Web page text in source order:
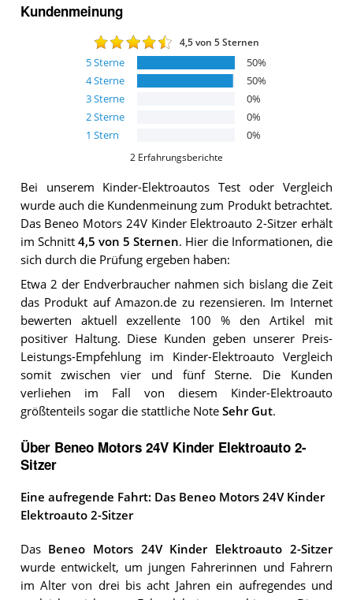
Kundenmeinung
4,5von 5 Sternen
5Sterne 50%
4Sterne 50%
3Sterne 0%
2Sterne 0%
1 Stern 0%
2 Erfahrungsberichte
Bei unserem Kinder-Elektroautos Test oder Vergleich
wurde auch die Kundenmeinung zum Produkt betrachtet.
Das Beneo Motors 24V Kinder Elektroauto 2-Sitzer erhält
im Schnitt 4,5 von 5 Sternen. Hier die Informationen, die
sich durch die Prüfung ergeben haben:
Etwa 2 der Endverbraucher nahmen sich bislang die Zeit
das Produkt auf Amazon.de zu rezensieren. Im Internet
bewerten aktuell exzellente 100 % den Artikel mit
positiver Haltung. Diese Kunden geben unserer Preis-
Leistungs-Empfehlung im Kinder-Elektroauto Vergleich
somit zwischen vier und fünf Sterne. Die Kunden
verliehen im Fall von diesem Kinder-Elektroauto
größtenteils sogar die stattliche Note Sehr Gut.
Über Beneo Motors 24V Kinder Elektroauto 2-
Sitzer
Eine aufregende Fahrt: Das Beneo Motors 24V Kinder
Elektroauto 2-Sitzer
Das Beneo Motors 24V Kinder Elektroauto 2-Sitzer
wurde entwickelt, um jungen Fahrerinnen und Fahrern
im Alter von drei bis acht Jahren ein aufregendes und